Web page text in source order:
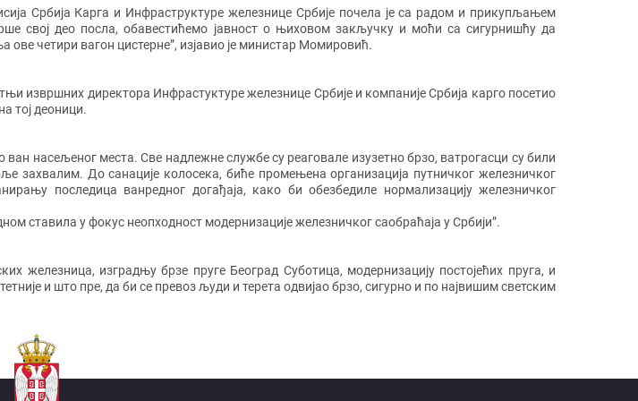
Србија Карга и Инфраструктуре железнице Србије почела је са радом и прикупљањем
свој део посла, обавестићемо јавност о њиховом закључку и моћи са сигурнишћу да
ове четири вагон цистерне”, изјавио је министар Момировић.
извршних директора Инфрастуктуре железнице Србије и компаније Србија карго посетио
тој деоници.
насељеног места. Све надлежне службе су реаговале изузетно брзо, ватрогасци су били
До санације колосека, биће промењена организација путничког железничког
последица ванредног догађаја, како би обезбедиле нормализацију железничког
ставила у фокус неопходност модернизације железничког саобраћаја у Србији”.
железница, изградњу брзе пруге Београд Суботица, модернизацију постојећих пруга, и
и што пре, да би се превоз људи и терета одвијао брзо, сигурно и по највишим светским